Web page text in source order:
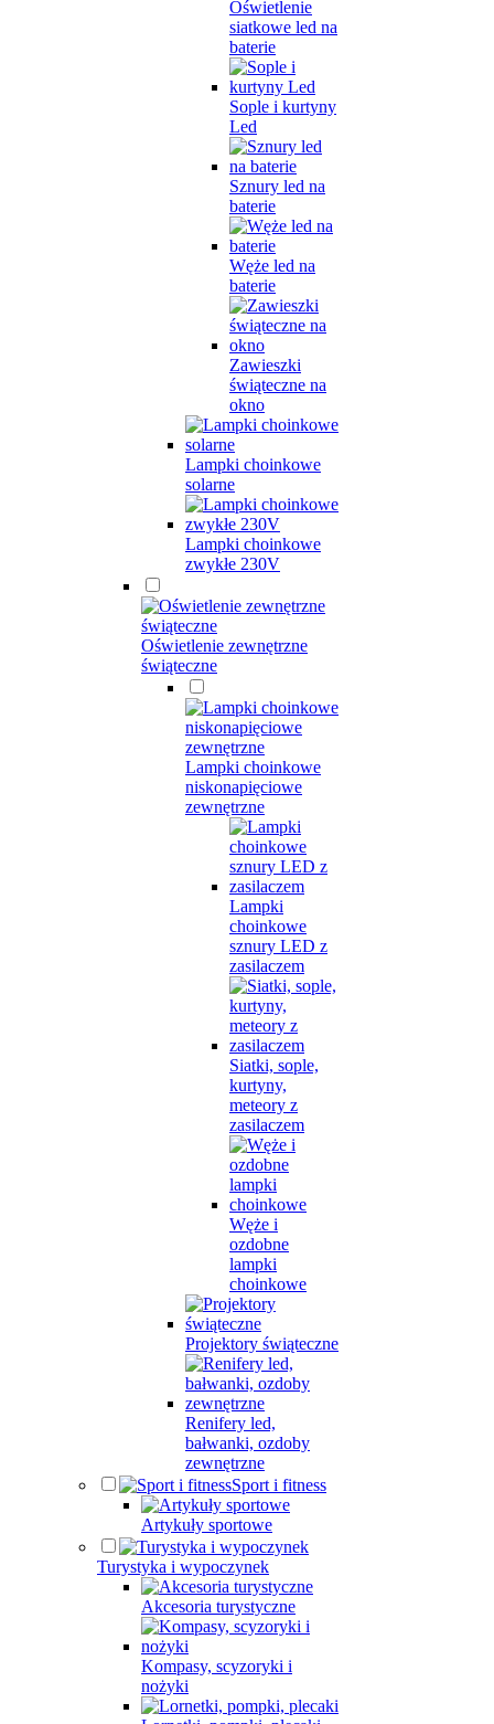
Oświetlenie
siatkowe led na
baterie
Sople i kurtyny
Led
Sznury led na
baterie
Węże led na
baterie
Zawieszki
świąteczne na
okno
Lampki choinkowe
solarne
Lampki choinkowe
zwykłe 230V
Oświetlenie zewnętrzne
świąteczne
Lampki choinkowe
niskonapięciowe
zewnętrzne
Lampki
choinkowe
sznury LED z
zasilaczem
Siatki, sople,
kurtyny,
meteory z
zasilaczem
Węże i
ozdobne
lampki
choinkowe
Projektory świąteczne
Renifery led,
bałwanki, ozdoby
zewnętrzne
Sport i fitness
Artykuły sportowe
Turystyka i wypoczynek
Akcesoria turystyczne
Kompasy, scyzoryki i
nożyki